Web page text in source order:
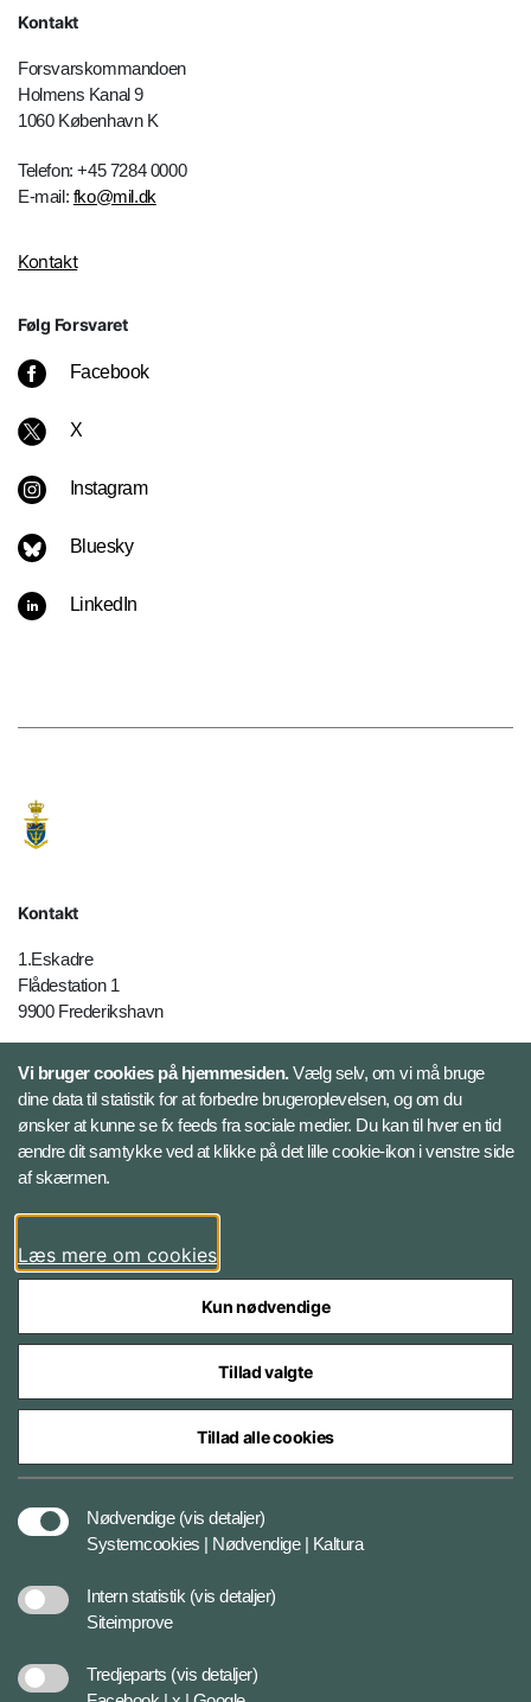
Kontakt
Forsvarskommandoen
Holmens Kanal 9
1060 København K
Telefon: +45 7284 0000
E-mail: fko@mil.dk
Kontakt
Følg Forsvaret
Facebook
X
Instagram
Bluesky
LinkedIn
Kontakt
1.Eskadre
Flådestation 1
9900 Frederikshavn
E-mail:1E-MYN@MIL.DK
Følg 1. Eskadre
Facebook
Styrelser og myndigheder under Forsvarsministeriet
Vi bruger cookies på hjemmesiden.Vælg selv, om vi må bruge
dine data til statistik for at forbedre brugeroplevelsen, og om du
ønsker at kunne se fx feeds fra sociale medier. Du kan til hver en tid
ændre dit samtykke ved at klikke på det lille cookie-ikon i venstre side
af skærmen.
Læs mere om cookies
Kun nødvendige
Tillad valgte
Tillad alle cookies
Nødvendige (vis detaljer)
Systemcookies | Nødvendige | Kaltura
Intern statistik (vis detaljer)
Siteimprove
Tredjeparts (vis detaljer)